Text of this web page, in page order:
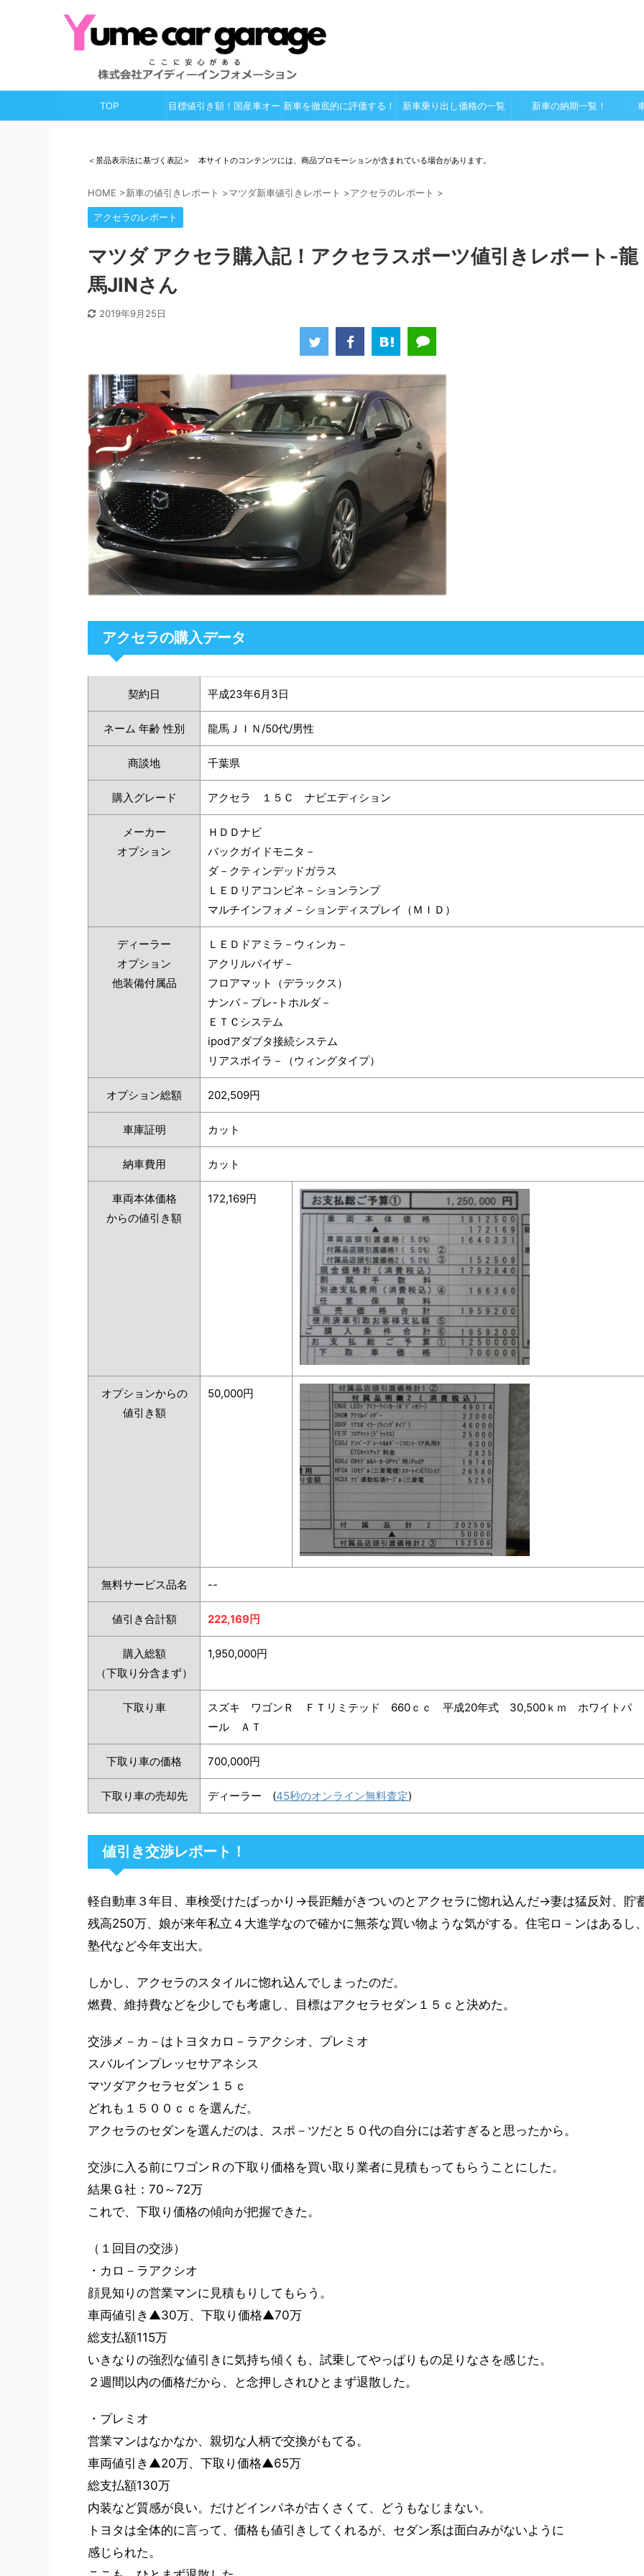
TOP 目標値引き額！国産車オー 新車を徹底的に評価する！ 新車乗り出し価格の一覧 新車の納期一覧！
＜景品表示法に基づく表記＞ 本サイトのコンテンツには、商品プロモーションが含まれている場合があります。
HOME >新車の値引きレポート >マツダ新車値引きレポート >アクセラのレポート >
アクセラのレポート
マツダ アクセラ購入記！アクセラスポーツ値引きレポート-龍
馬JINさん
2019年9月25日
アクセラの購入データ
契約日 平成23年6月3日
ネーム 年齢 性別 龍馬ＪＩＮ/50代/男性
商談地 千葉県
購入グレード アクセラ １５Ｃ ナビエディション
メーカー
オプション
ＨＤＤナビ
バックガイドモニタ－
ダ－クティンデッドガラス
ＬＥＤリアコンビネ－ションランプ
マルチインフォメ－ションディスプレイ（ＭＩＤ）
ディーラー
オプション
他装備付属品
ＬＥＤドアミラ－ウィンカ－
アクリルバイザ－
フロアマット（デラックス）
ナンバ－プレ-トホルダ－
ＥＴＣシステム
ipodアダブタ接続システム
リアスポイラ－（ウィングタイプ）
オプション総額 202,509円
車庫証明 カット
納車費用 カット
車両本体価格
からの値引き額
172,169円
オプションからの
値引き額
50,000円
無料サービス品名 --
値引き合計額 222,169円
購入総額
（下取り分含まず）
1,950,000円
下取り車
スズキ ワゴンＲ ＦＴリミテッド 660ｃｃ 平成20年式 30,500ｋｍ ホワイトパ
ール ＡＴ
下取り車の価格 700,000円
下取り車の売却先 ディーラー (45秒のオンライン無料査定)
値引き交渉レポート！
軽自動車３年目、車検受けたばっかり→長距離がきついのとアクセラに惚れ込んだ→妻は猛反対、貯
残高250万、娘が来年私立４大進学なので確かに無茶な買い物ような気がする。住宅ロ－ンはあるし
塾代など今年支出大。
しかし、アクセラのスタイルに惚れ込んでしまったのだ。
燃費、維持費などを少しでも考慮し、目標はアクセラセダン１５ｃと決めた。
交渉メ－カ－はトヨタカロ－ラアクシオ、プレミオ
スバルインプレッセサアネシス
マツダアクセラセダン１５ｃ
どれも１５００ｃｃを選んだ。
アクセラのセダンを選んだのは、スポ－ツだと５０代の自分には若すぎると思ったから。
交渉に入る前にワゴンＲの下取り価格を買い取り業者に見積もってもらうことにした。
結果Ｇ社：70～72万
これで、下取り価格の傾向が把握できた。
（１回目の交渉）
・カロ－ラアクシオ
顔見知りの営業マンに見積もりしてもらう。
車両値引き▲30万、下取り価格▲70万
総支払額115万
いきなりの強烈な値引きに気持ち傾くも、試乗してやっぱりもの足りなさを感じた。
２週間以内の価格だから、と念押しされひとまず退散した。
・プレミオ
営業マンはなかなか、親切な人柄で交換がもてる。
車両値引き▲20万、下取り価格▲65万
総支払額130万
内装など質感が良い。だけどインパネが古くさくて、どうもなじまない。
トヨタは全体的に言って、価格も値引きしてくれるが、セダン系は面白みがないように
感じられた。